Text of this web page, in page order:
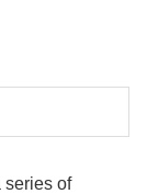
series of